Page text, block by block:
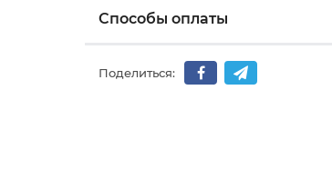
Способы оплаты
Поделиться: